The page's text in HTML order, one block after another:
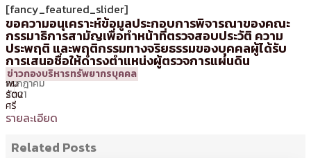
[fancy_featured_slider]
ขอความอนุเคราะห์ข้อมูลประกอบการพิจารณาของคณะ
กรรมาธิการสามัญเพื่อทำหน้าที่ตรวจสอบประวัติ ความ
ประพฤติ และพฤติกรรมทางจริยธรรมของบุคคลผู้ได้รับ
การเสนอชื่อให้ดำรงตำแหน่งผู้ตรวจการแผ่นดิน
7
กรกฎาคม
2021
16:33 น.
โดย
ศิร
พิม
รัตน
ศรี
ข่าวกองบริหารทรัพยากรบุคคล
รายละเอียด
Related Posts